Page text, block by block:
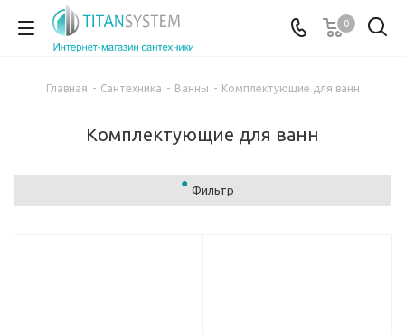
0
Главная - Сантехника - Ванны - Комплектующие для ванн
Комплектующие для ванн
Фильтр